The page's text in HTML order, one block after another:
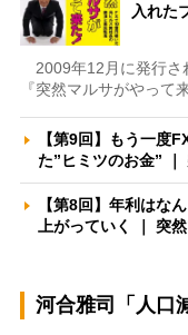
入れた
2009年12月に発行さ
『突然マルサがやって
【第9回】もう一度
た”ヒミツのお金”
【第8回】年利はな
上がっていく ｜ 突
河合雅司「人口